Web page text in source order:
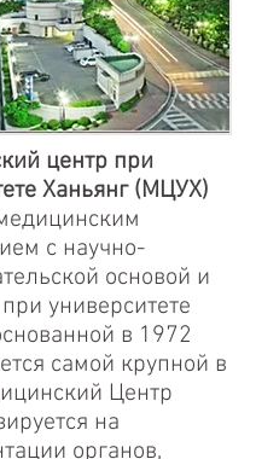
центр при
Ханьянг (МЦУХ)
с научно-
основой и
университете
в 1972
самой крупной в
Центр
на
органов,